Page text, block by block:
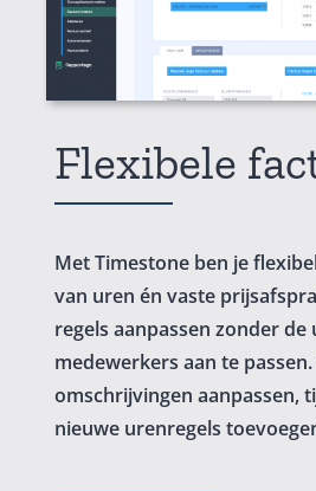
Flexibele
Met Timestone ben je
van uren én vaste
regels aanpassen zonder de
medewerkers aan te
omschrijvingen aanpassen,
nieuwe urenregels